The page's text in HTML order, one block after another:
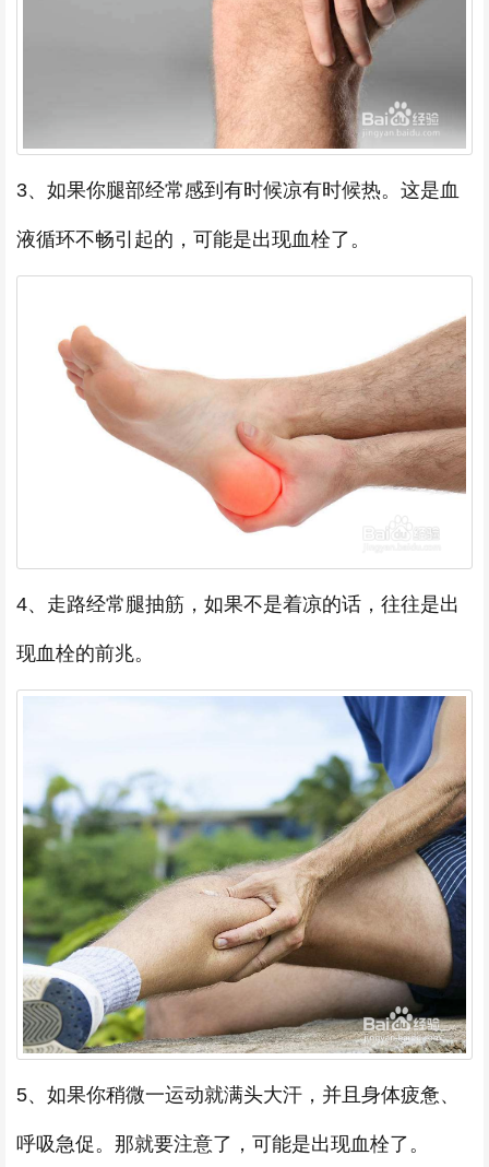
3、如果你腿部经常感到有时候凉有时候热。这是血
液循环不畅引起的，可能是出现血栓了。
4、走路经常腿抽筋，如果不是着凉的话，往往是出
现血栓的前兆。
5、如果你稍微一运动就满头大汗，并且身体疲惫、
呼吸急促。那就要注意了，可能是出现血栓了。